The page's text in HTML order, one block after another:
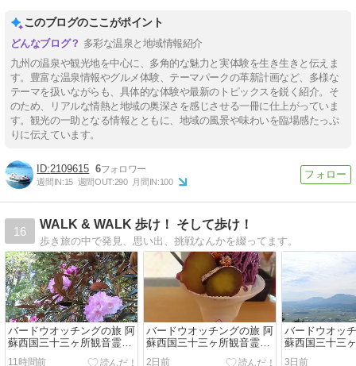
このブログのここがポイント
多彩な温泉と地域情報紹介
九州の温泉や観光地を中心に、多角的な魅力と実体験を生き生きと伝えま
す。豊富な温泉情報やグルメ体験、テーマパークの革新計画など、多様な
テーマを扱いながらも、具体的な体験や最新のトピックスを鋭く紹介。そ
のため、リアルな情熱と地域の奥深さを感じさせる一冊に仕上がっていま
す。観光の一助となる情報とともに、地域の風景や味わいを臨場感たっぷ
りに伝えています。
2109615 6
週間IN:15 週間OUT:290 月間IN:100
16
WALK & WALK 歩け！ そして歩け！
歩き旅の中で発見、思い出、挑戦なんかを綴ってます。
バードウオッチングの旅 阿
蘇西国三十三ヶ所観音霊場
巡り 4日目 part1
11時間前
バードウオッチングの旅 阿
蘇西国三十三ヶ所観音霊場
巡り 3日目 part4
2日前
バードウオッ
蘇西国三十三
巡り 3日目
3日前